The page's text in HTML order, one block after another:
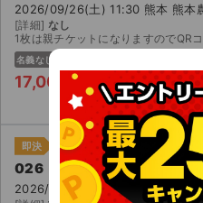
2026/09/26(土) 11:30 熊本 熊本
[詳細] なし
1枚は親チケットになりますのでQRコードの画像をお送りします。 もう1枚はメールで分配させていただ
名義なし
17,000 円/枚 2 枚 0 件
即決
WANIMA presents
026【1日券】
2026/09/26(土) 11:30 熊本 熊本